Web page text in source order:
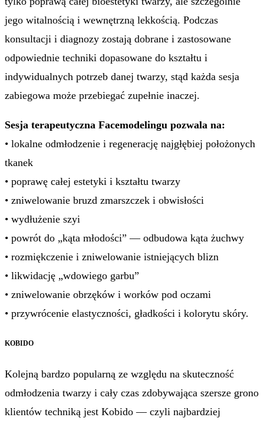
jego witalnością i wewnętrzną lekkością. Podczas
konsultacji i diagnozy zostają dobrane i zastosowane
odpowiednie techniki dopasowane do kształtu i
indywidualnych potrzeb danej twarzy, stąd każda sesja
zabiegowa może przebiegać zupełnie inaczej.
Sesja terapeutyczna Facemodelingu pozwala na:
• lokalne odmłodzenie i regenerację najgłębiej położonych
tkanek
• poprawę całej estetyki i kształtu twarzy
• zniwelowanie bruzd zmarszczek i obwisłości
• wydłużenie szyi
• powrót do „kąta młodości” — odbudowa kąta żuchwy
• rozmiękczenie i zniwelowanie istniejących blizn
• likwidację „wdowiego garbu”
• zniwelowanie obrzęków i worków pod oczami
• przywrócenie elastyczności, gładkości i kolorytu skóry.
KOBIDO
Kolejną bardzo popularną ze względu na skuteczność
odmłodzenia twarzy i cały czas zdobywająca szersze grono
klientów techniką jest Kobido — czyli najbardziej